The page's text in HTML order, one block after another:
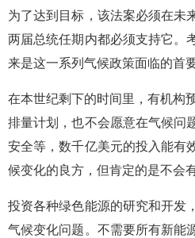
为了达到目标，该法案必须在未
两届总统任期内都必须支持它。
来是这一系列气候政策面临的首
在本世纪剩下的时间里，有机构
排量计划，也不会愿意在气候问
安全等，数千亿美元的投入能有
候变化的良方，但肯定的是不会
投资各种绿色能源的研究和开发
气候变化问题。不需要所有新能